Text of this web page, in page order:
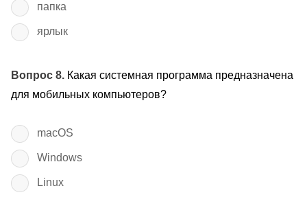
папка
ярлык
Вопрос 8. Какая системная программа предназначена
для мобильных компьютеров?
macOS
Windows
Linux